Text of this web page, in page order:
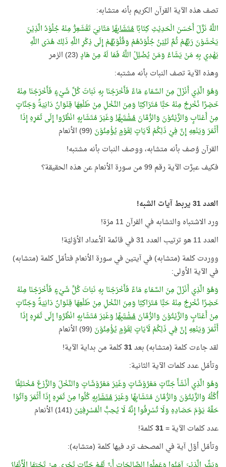
تصف هذه الآية القرآن الكريم بأنه متشابه:
اللَّهُ نَزَّلَ أَحْسَنَ الْحَدِيْثِ كِتَابًامُتَشَابِهًامَثَانِيَ تَقْشَعِرُّ مِنْهُ جُلُوْدُ الَّذِيْنَ
يَخْشَوْنَ رَبَّهُمْ ثُمَّ تَلِيْنُ جُلُوْدُهُمْ وَقُلُوْبُهُمْ إِلَى ذِكْرِ اللَّهِ ذَلِكَ هُدَى اللَّهِ
يَهْدِي بِهِ مَنْ يَشَاءُ وَمَنْ يُضْلِلْ اللَّهُ فَمَا لَهُ مِنْ هَادٍ(23) الزمر
وهذه الآية تصف النبات بأنه مشتبه:
وَهُوَ الَّذِي أَنْزَلَ مِنَ السَّمَاءِ مَاءً فَأَخْرَجْنَا بِهِ نَبَاتَ كُلِّ شَيْءٍ فَأَخْرَجْنَا مِنْهُ
خَضِرًا نُخْرِجُ مِنْهُ حَبًّا مُتَرَاكِبًا وَمِنَ النَّخْلِ مِنْ طَلْعِهَا قِنْوَانٌ دَانِيَةٌ وَجَنَّاتٍ
مِنْ أَعْنَابٍ وَالزَّيْتُوْنَ وَالرُّمَّانَمُشْتَبِهًاوَغَيْرَ مُتَشَابِهٍ انْظُرُوا إِلَى ثَمَرِهِ إِذَا
أَثْمَرَ وَيَنْعِهِ إِنَّ فِيْ ذَلِكُمْ لَآيَاتٍ لِقَوْمٍ يُؤْمِنُوْنَ (99) الأنعام
القرآن وُصف بأنه متشابه، ووصف النبات بأنه مشتبه!
فكيف عبرَّت الآية رقم 99 من سورة الأنعام عن هذه الحقيقة؟
العدد 31 يربط آيات الشبه!
ورد الاشتباه والتشابه في القرآن 11 مرّة!
العدد 11 هو ترتيب العدد 31 في قائمة الأعداد الأوّليّة!
ووردت كلمة (متشابه) في آيتين في سورة الأنعام فتأمّل كلمة (متشابه)
في الآية الأولى:
وَهُوَ الَّذِي أَنْزَلَ مِنَ السَّمَاءِ مَاءً فَأَخْرَجْنَا بِهِ نَبَاتَ كُلِّ شَيْءٍ فَأَخْرَجْنَا مِنْهُ
خَضِرًا نُخْرِجُ مِنْهُ حَبًّا مُتَرَاكِبًا وَمِنَ النَّخْلِ مِنْ طَلْعِهَا قِنْوَانٌ دَانِيَةٌ وَجَنَّاتٍ
مِنْ أَعْنَابٍ وَالزَّيْتُوْنَ وَالرُّمَّانَمُشْتَبِهًاوَغَيْرَ مُتَشَابِهٍ انْظُرُوا إِلَى ثَمَرِهِ إِذَا
أَثْمَرَ وَيَنْعِهِ إِنَّ فِي ذَلِكُمْ لَآيَاتٍ لِقَوْمٍ يُؤْمِنُوْنَ (99) الأنعام
لقد جاءت كلمة (متشابه) بعد31كلمة من بداية الآية!
وتأمّل عدد كلمات الآية الثانية:
وَهُوَ الَّذِي أَنْشَأَ جَنَّاتٍ مَعْرُوْشَاتٍ وَغَيْرَ مَعْرُوْشَاتٍ وَالنَّخْلَ وَالزَّرْعَ مُخْتَلِفًا
أُكُلُهُ وَالزَّيْتُوْنَ وَالرُّمَّانَ مُتَشَابِهًا وَغَيْرَمُتَشَابِهٍكُلُوا مِنْ ثَمَرِهِ إِذَا أَثْمَرَ وَآتُوْا
حَقَّهُ يَوْمَ حَصَادِهِ وَلَا تُسْرِفُوا إِنَّهُ لَا يُحِبُّ الْمُسْرِفِيْنَ (141) الأنعام
عدد كلمات الآية =31كلمة!
وتأمّل أوّل آية في المصحف ترد فيها كلمة (متشابه):